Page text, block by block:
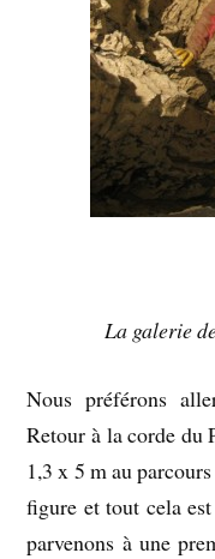
La galerie
Nous préférons
Retour à la corde du
1,3 x 5 m au
figure et tout cela
parvenons à une